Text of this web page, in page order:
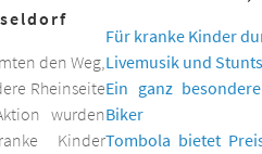
den Weg,
Rheinseite
wurden
Kinder
Für kranke Kinder
Livemusik und
Ein ganz
Biker
Tombola bietet